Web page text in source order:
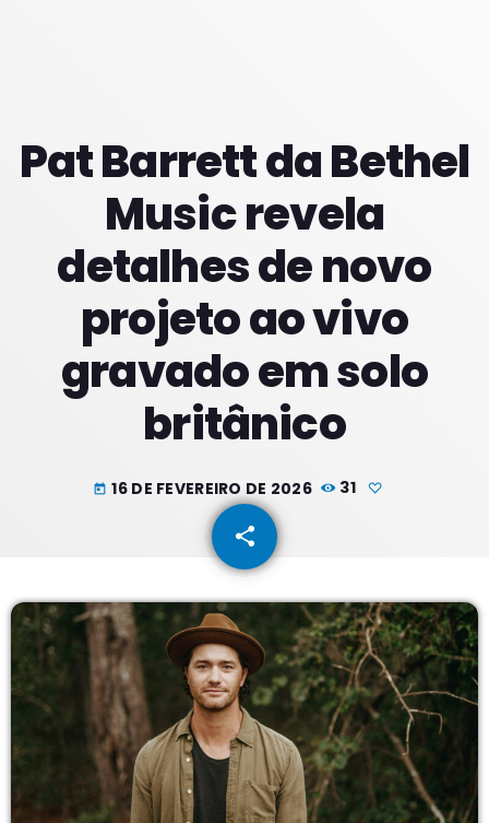
Pat Barrett da Bethel
Music revela
detalhes de novo
projeto ao vivo
gravado em solo
britânico
today 16 DE FEVEREIRO DE 2026 31
share
email